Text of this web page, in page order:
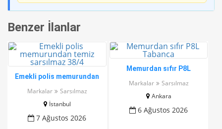
Benzer İlanlar
Emekli polis memurundan
Markalar
Sarsılmaz
İstanbul
7 Ağustos 2026
Memurdan sıfır P8L
Markalar
Sarsılmaz
Ankara
6 Ağustos 2026